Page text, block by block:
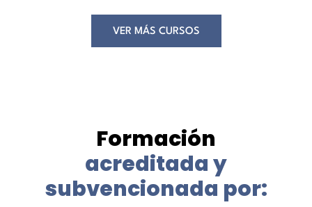
VER MÁS CURSOS
Formación
acreditada y
subvencionada por: